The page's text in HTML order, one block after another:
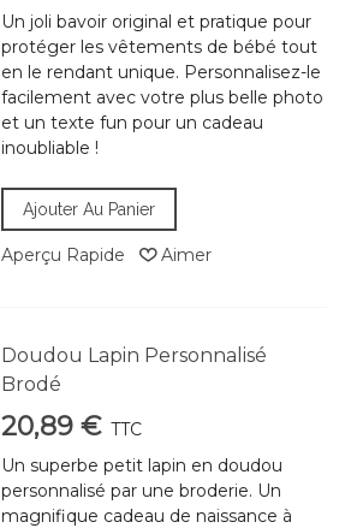
Un joli bavoir original et pratique pour
protéger les vêtements de bébé tout
en le rendant unique. Personnalisez-le
facilement avec votre plus belle photo
et un texte fun pour un cadeau
inoubliable !
Ajouter Au Panier
Aperçu Rapide Aimer
Doudou Lapin Personnalisé
Brodé
20,89 € TTC
Un superbe petit lapin en doudou
personnalisé par une broderie. Un
magnifique cadeau de naissance à